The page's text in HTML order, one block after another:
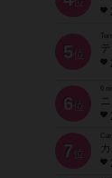
5 位
6 位
7 位